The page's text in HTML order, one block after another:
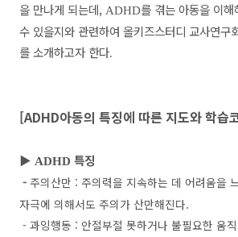
을 만나게 되는데, ADHD를 겪는 아동을 이
수 있을지와 관련하여 올키즈스터디 교사연구
를 소개하고자 한다.
[ADHD아동의 특징에 따른 지도와 학습
▶ ADHD 특징
- 주의산만 : 주의력을 지속하는 데 어려움을
자극에 의해서도 주의가 산만해진다.
- 과잉행동 : 안절부절 못하거나 불필요한 움